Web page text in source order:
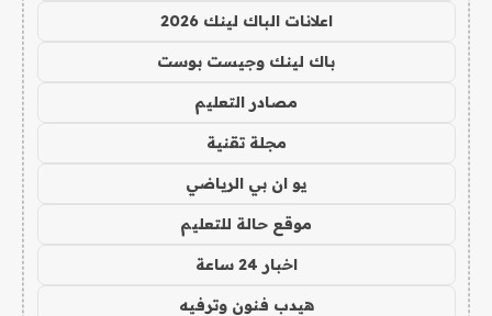
اعلانات الباك لينك 2026
باك لينك وجيست بوست
مصادر التعليم
مجلة تقنية
يو ان بي الرياضي
موقع حالة للتعليم
اخبار 24 ساعة
هيدب فنون وترفيه